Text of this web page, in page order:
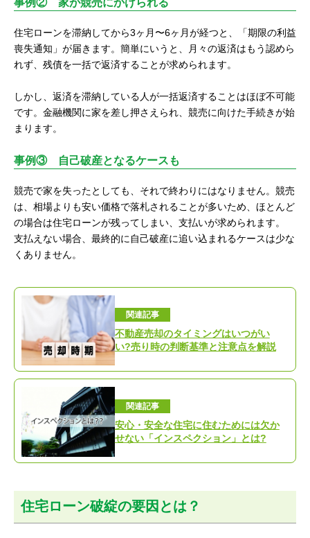
住宅ローンを滞納してから3ヶ月〜6ヶ月が経つと、「期限の利益
喪失通知」が届きます。簡単にいうと、月々の返済はもう認めら
れず、残債を一括で返済することが求められます。
しかし、返済を滞納している人が一括返済することはほぼ不可能
です。金融機関に家を差し押さえられ、競売に向けた手続きが始
まります。
事例③ 自己破産となるケースも
競売で家を失ったとしても、それで終わりにはなりません。競売
は、相場よりも安い価格で落札されることが多いため、ほとんど
の場合は住宅ローンが残ってしまい、支払いが求められます。
支払えない場合、最終的に自己破産に追い込まれるケースは少な
くありません。
関連記事
不動産売却のタイミングはいつがい
い?売り時の判断基準と注意点を解説
関連記事
安心・安全な住宅に住むためには欠か
せない「インスペクション」とは?
住宅ローン破綻の要因とは？